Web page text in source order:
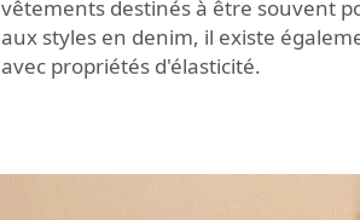
vêtements destinés à être souvent
aux styles en denim, il existe
avec propriétés d'élasticité.